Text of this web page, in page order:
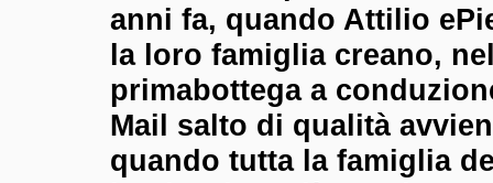
anni fa, quando Attilio
la loro famiglia creano,
primabottega a
Mail salto di qualità
quando tutta la famiglia